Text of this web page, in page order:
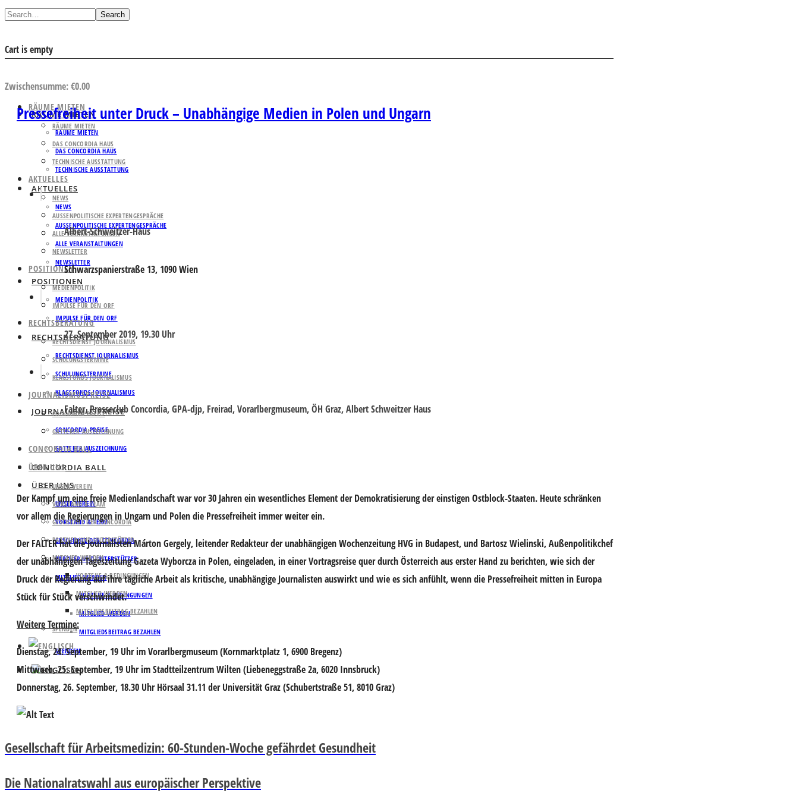
Search
Cart is empty
Zwischensumme:€0.00
RÄUME MIETEN
RÄUME MIETEN
DAS CONCORDIA HAUS
TECHNISCHE AUSSTATTUNG
AKTUELLES
NEWS
AUSSENPOLITISCHE EXPERTENGESPRÄCHE
ALLE VERANSTALTUNGEN
NEWSLETTER
POSITIONEN
MEDIENPOLITIK
IMPULSE FÜR DEN ORF
RECHTSBERATUNG
RECHTSDIENST JOURNALISMUS
SCHULUNGSTERMINE
KLAGSFONDS JOURNALISMUS
JOURNALISMUSPREISE
CONCORDIA PREISE
GATTERER AUSZEICHNUNG
CONCORDIA BALL
ÜBER UNS
UNSER VEREIN
VORSTAND & TEAM
GESCHICHTE DER CONCORDIA
PARTNER UND UNTERSTÜTZER
MITGLIED WERDEN
VORTEILE & BEDINGUNGEN
MITGLIED WERDEN
MITGLIEDSBEITRAG BEZAHLEN
SPENDEN
RÄUME MIETEN
RÄUME MIETEN
DAS CONCORDIA HAUS
TECHNISCHE AUSSTATTUNG
AKTUELLES
NEWS
AUSSENPOLITISCHE EXPERTENGESPRÄCHE
ALLE VERANSTALTUNGEN
NEWSLETTER
POSITIONEN
MEDIENPOLITIK
IMPULSE FÜR DEN ORF
RECHTSBERATUNG
RECHTSDIENST JOURNALISMUS
SCHULUNGSTERMINE
KLAGSFONDS JOURNALISMUS
JOURNALISMUSPREISE
CONCORDIA PREISE
GATTERER AUSZEICHNUNG
CONCORDIA BALL
ÜBER UNS
UNSER VEREIN
VORSTAND & TEAM
GESCHICHTE DER CONCORDIA
PARTNER UND UNTERSTÜTZER
MITGLIED WERDEN
VORTEILE & BEDINGUNGEN
MITGLIED WERDEN
MITGLIEDSBEITRAG BEZAHLEN
SPENDEN
Pressefreiheit unter Druck – Unabhängige Medien in Polen und Ungarn
Albert-Schweitzer-Haus
Schwarzspanierstraße 13, 1090 Wien
27. September 2019, 19.30 Uhr
Falter, Presseclub Concordia, GPA-djp, Freirad, Vorarlbergmuseum, ÖH Graz, Albert Schweitzer Haus
Der Kampf um eine freie Medienlandschaft war vor 30 Jahren ein wesentliches Element der Demokratisierung der einstigen Ostblock-Staaten. Heute schränken
vor allem die Regierungen in Ungarn und Polen die Pressefreiheit immer weiter ein.
Der FALTER hat die JournalistenMárton Gergely, leitender Redakteur der unabhängigen Wochenzeitung HVG in Budapest, und Bartosz Wielinski, Außenpolitikchef
der unabhängigen Tageszeitung Gazeta Wyborcza in Polen, eingeladen, in einer Vortragsreise quer durch Österreich aus erster Hand zu berichten, wie sich der
Druck der Regierung auf ihre tägliche Arbeit als kritische, unabhängige Journalisten auswirkt und wie es sich anfühlt, wenn die Pressefreiheit mitten in Europa
Stück für Stück verschwindet.
Weitere Termine:
Dienstag, 24. September, 19 Uhr im Vorarlbergmuseum (Kornmarktplatz 1, 6900 Bregenz)
Mittwoch, 25. September, 19 Uhr im Stadtteilzentrum Wilten (Liebeneggstraße 2a, 6020 Innsbruck)
Donnerstag, 26. September, 18.30 Uhr Hörsaal 31.11 der Universität Graz (Schubertstraße 51, 8010 Graz)
Gesellschaft für Arbeitsmedizin: 60-Stunden-Woche gefährdet Gesundheit
Die Nationalratswahl aus europäischer Perspektive